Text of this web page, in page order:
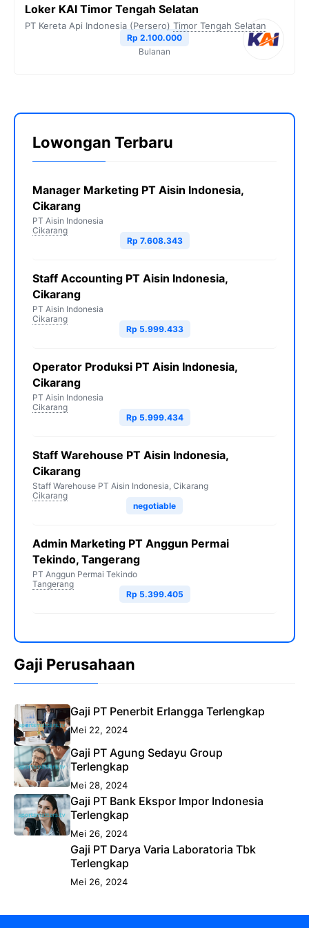
Loker KAI Timor Tengah Selatan
PT Kereta Api Indonesia (Persero) Timor Tengah Selatan
Rp 2.100.000
Bulanan
Lowongan Terbaru
Manager Marketing PT Aisin Indonesia,
Cikarang
PT Aisin Indonesia
Cikarang
Rp 7.608.343
Staff Accounting PT Aisin Indonesia,
Cikarang
PT Aisin Indonesia
Cikarang
Rp 5.999.433
Operator Produksi PT Aisin Indonesia,
Cikarang
PT Aisin Indonesia
Cikarang
Rp 5.999.434
Staff Warehouse PT Aisin Indonesia,
Cikarang
Staff Warehouse PT Aisin Indonesia, Cikarang
Cikarang
negotiable
Admin Marketing PT Anggun Permai
Tekindo, Tangerang
PT Anggun Permai Tekindo
Tangerang
Rp 5.399.405
Gaji Perusahaan
Gaji PT Penerbit Erlangga Terlengkap
Mei 22, 2024
Gaji PT Agung Sedayu Group
Terlengkap
Mei 28, 2024
Gaji PT Bank Ekspor Impor Indonesia
Terlengkap
Mei 26, 2024
Gaji PT Darya Varia Laboratoria Tbk
Terlengkap
Mei 26, 2024